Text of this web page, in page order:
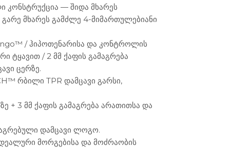
კონსტრუქცია — შიდა მხარეს
მხარეს გამძლე 4-მიმართულებიანი
/ ჰიპოთენარისა და კონტროლის
ტყავით / 2 მმ ქაფის გამაგრება
ცერზე.
რბილი TPR დამცავი გარსი,
+ 3 მმ ქაფის გამაგრება არათითსა და
დამცავი ლოგო.
მორგებისა და მოძრაობის